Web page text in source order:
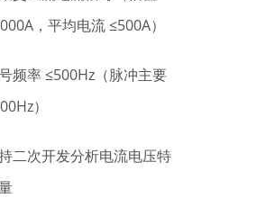
，平均电流 ≤500A）
频率 ≤500Hz（脉冲主要
）
二次开发分析电流电压特